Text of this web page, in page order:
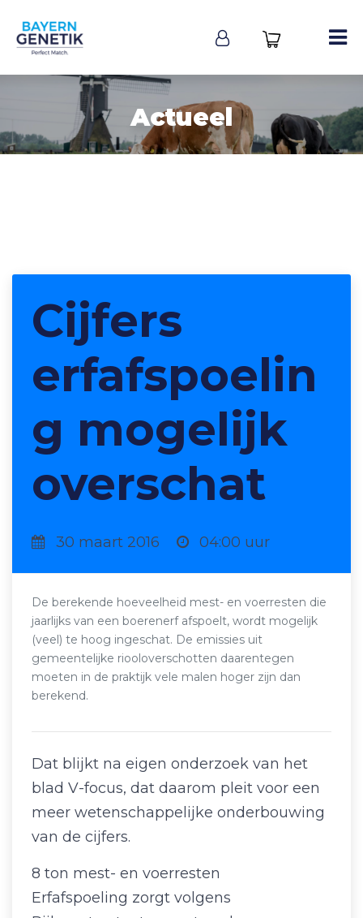
Actueel
Cijfers
erfafspoelin
g mogelijk
overschat
30 maart 2016 04:00 uur
De berekende hoeveelheid mest- en voerresten die
jaarlijks van een boerenerf afspoelt, wordt mogelijk
(veel) te hoog ingeschat. De emissies uit
gemeentelijke riooloverschotten daarentegen
moeten in de praktijk vele malen hoger zijn dan
berekend.
Dat blijkt na eigen onderzoek van het
blad V-focus, dat daarom pleit voor een
meer wetenschappelijke onderbouwing
van de cijfers.
8 ton mest- en voerresten
Erfafspoeling zorgt volgens